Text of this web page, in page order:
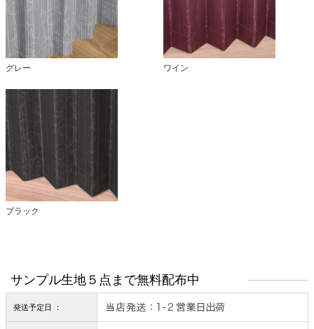
グレー ワイン
ブラック
サンプル生地５点まで無料配布中
発送予定日 ：